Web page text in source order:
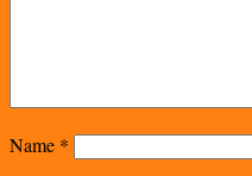
Name *